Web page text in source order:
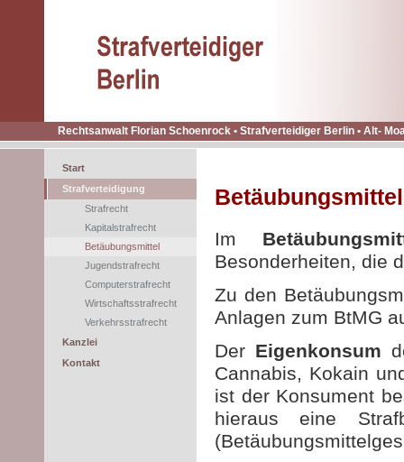
Rechtsanwalt Florian Schoenrock • Strafverteidiger Berlin • Alt-
Start
Strafverteidigung
Strafrecht
Kapitalstrafrecht
Betäubungsmittel
Jugendstrafrecht
Computerstrafrecht
Wirtschaftsstrafrecht
Verkehrsstrafrecht
Kanzlei
Kontakt
Im
Besonderheiten, die
Zu den
Anlagen zum BtMG
Der Eigenkonsum
Cannabis, Kokain
ist der Konsument
hieraus eine